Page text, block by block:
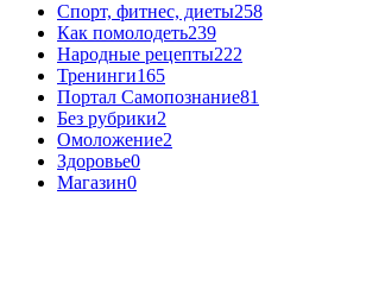
Спорт, фитнес, диеты258
Как помолодеть239
Народные рецепты222
Тренинги165
Портал Самопознание81
Без рубрики2
Омоложение2
Здоровье0
Магазин0